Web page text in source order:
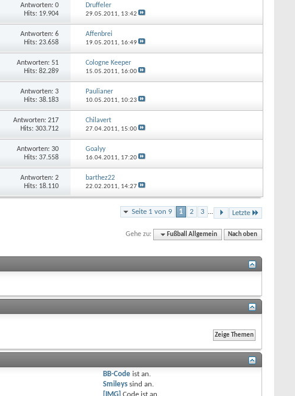
Antworten: 0
Hits: 19.904
Druffeler
29.05.2011, 13:42
Antworten: 6
Hits: 23.658
Affenbrei
19.05.2011, 16:49
Antworten: 51
Hits: 82.289
Cologne Keeper
15.05.2011, 16:00
Antworten: 3
Hits: 38.183
Paulianer
10.05.2011, 10:23
Antworten: 217
Hits: 303.712
Chilavert
27.04.2011, 15:00
Antworten: 30
Hits: 37.558
Goalyy
16.04.2011, 17:20
Antworten: 2
Hits: 18.110
barthez22
22.02.2011, 14:27
Seite 1 von 9 1 2 3 ... Letzte
Gehe zu: Fußball Allgemein Nach oben
BB-Code istan.
Smileys sindan.
[IMG] Code istan